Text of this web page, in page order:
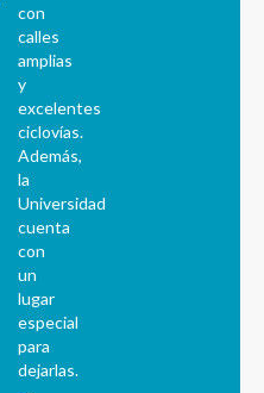
con
calles
amplias
y
excelentes
ciclovías.
Además,
la
Universidad
cuenta
con
un
lugar
especial
para
dejarlas.